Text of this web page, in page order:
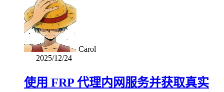
Carol
2025/12/24
使用 FRP 代理内网服务并获取真实